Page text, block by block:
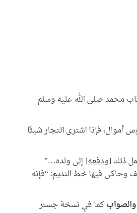
إصدار جديد للمعهد بعنوان:
مدخل إلى علم المخطوطات
(Einführung in die
محمد صلى الله عليه وسلم
فإذا اشترى التجار شيئًا
ودفعه] إلى ولده…”
وحاكى فيها خط النديم: “فإنه
والصوابكما في نسخة جستر